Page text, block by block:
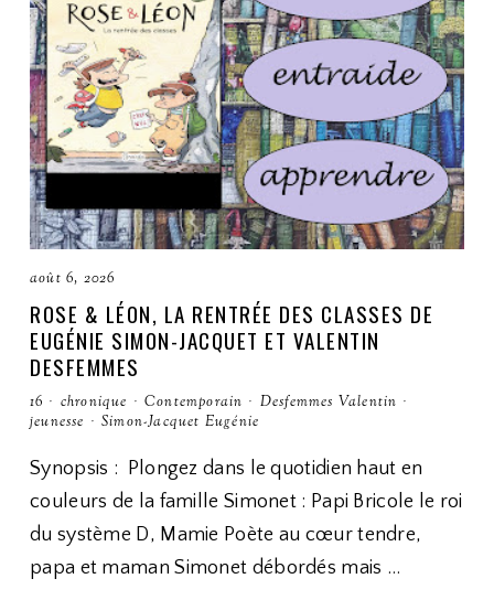
août 6, 2026
ROSE & LÉON, LA RENTRÉE DES CLASSES DE
EUGÉNIE SIMON-JACQUET ET VALENTIN
DESFEMMES
16 · chronique · Contemporain · Desfemmes Valentin ·
jeunesse · Simon-Jacquet Eugénie
Synopsis : Plongez dans le quotidien haut en
couleurs de la famille Simonet : Papi Bricole le roi
du système D, Mamie Poète au cœur tendre,
papa et maman Simonet débordés mais …